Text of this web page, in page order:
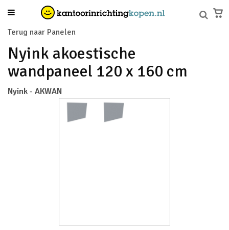
Terug naar Panelen
Nyink akoestische
wandpaneel 120 x 160 cm
Nyink - AKWAN